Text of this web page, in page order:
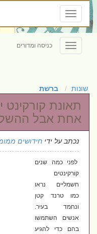
Toggle
navigation
Toggle
navigation
כניסה ומדורים
שונות ברשת
תאונת קורקינט
אחת אבל
נכתב על ידיחידושים
לפני כמה שנים
קורקינטים
חשמליים נראו
כמו טרנד קטן
ונחמד בעיר.
אנשים השתמשו
בהם כדי להגיע